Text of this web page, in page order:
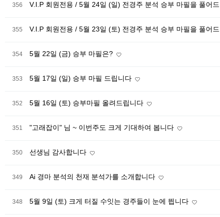
356 V.I.P 회원전용 / 5월 24일 (일) 전경주 분석 승부 마필을 풀어
355 V.I.P 회원전용 / 5월 23일 (토) 전경주 분석 승부 마필을 풀어
354 5월 22일 (금) 승부 마필은?
353 5월 17일 (일) 승부 마필 드립니다
352 5월 16일 (토) 승부마필 올려드립니다
351 "고래잡이" 님 ~ 이번주도 크게 기대하여 봅니다
350 선생님 감사합니다
349 Ai 경마 분석의 천재 분석가를 소개합니다
348 5월 9일 (토) 크게 터질 수잇는 경주들이 눈에 띕니다